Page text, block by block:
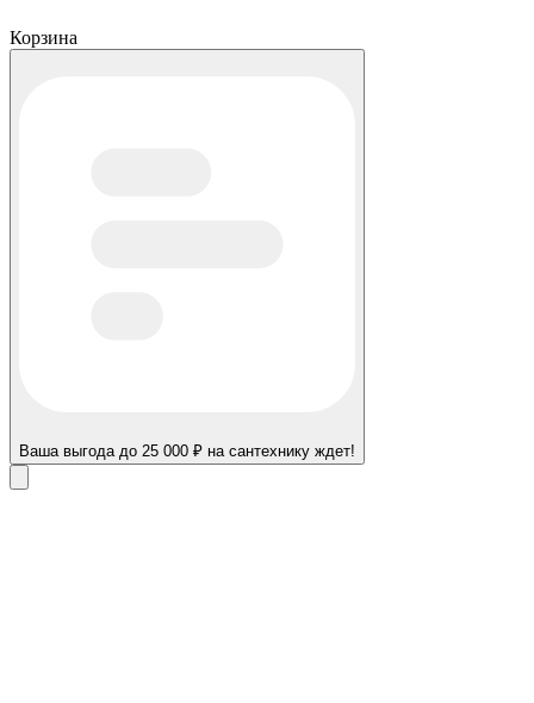
Корзина
Ваша выгода до 25 000 ₽ на сантехнику ждет!